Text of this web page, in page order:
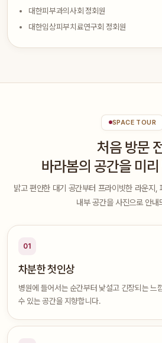
대한피부과의사회 정회원
대한임상피부치료연구회 정회원
SPACE TOUR
처음 방문
바라봄의 공간을 미
밝고 편안한 대기 공간부터 프라이빗한 라운지,
내부 공간을 사진으로 안내
01
차분한 첫인상
병원에 들어서는 순간부터 낯설고 긴장되는 느
수 있는 공간을 지향합니다.